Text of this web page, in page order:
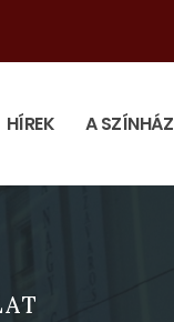
HÍREK A SZÍNHÁZ